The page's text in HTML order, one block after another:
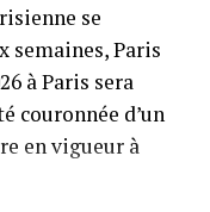
se
semaines, Paris
à Paris sera
couronnée d’un
en vigueur à